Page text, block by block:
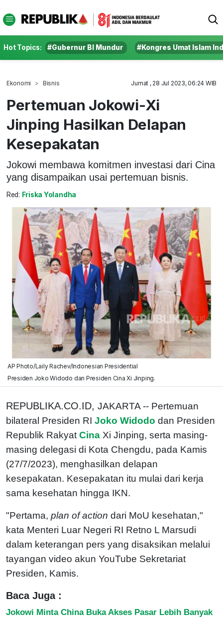
Hot Topics: #Gubernur BI Mundur #Kongres Umat Islam
Ekonomi Bisnis Jumat , 28 Jul 2023, 06:24 WIB
Pertemuan Jokowi-Xi
Jinping Hasilkan Delapan
Kesepakatan
Jokowi membawa komitmen investasi dari Cina
yang disampaikan usai pertemuan bisnis.
Red: Friska Yolandha
AP Photo/Laily Rachev/Indonesian Presidential
Presiden Joko Widodo dan Presiden Cina Xi Jinping.
REPUBLIKA.CO.ID, JAKARTA -- Pertemuan
bilateral Presiden RI Joko Widodo dan Presiden
Republik Rakyat Cina Xi Jinping, serta masing-
masing delegasi di Kota Chengdu, pada Kamis
(27/7/2023), menghasilkan delapan
kesepakatan. Kesepakatan itu mulai dari kerja
sama kesehatan hingga IKN.
"Pertama, plan of action dari MoU kesehatan,"
kata Menteri Luar Negeri RI Retno L Marsudi
dalam keterangan pers yang disaksikan melalui
tayangan video akun YouTube Sekretariat
Presiden, Kamis.
Baca Juga :
Jokowi Minta China Buka Akses Pasar Lebih Banyak